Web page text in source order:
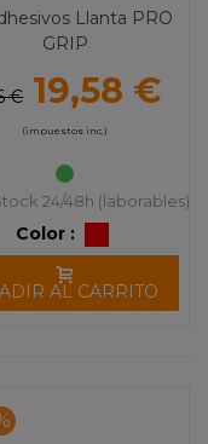
Llanta PRO
GRIP
€ 19,58 €
(impuestos inc.)
24/48h (laborables)
Color :
AL CARRITO